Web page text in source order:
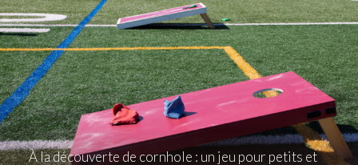
À la découverte de cornhole : un jeu pour petits et